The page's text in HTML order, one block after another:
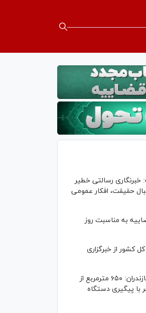
خبرنگاری رسالتی خطیر
حقیقت، افکار عمومی
به مناسبت روز
کشور از خبرگزاری
رئیس کل دادگستری مازندران: ۶۵۰ مترمربع از
با پیگیری دستگاه